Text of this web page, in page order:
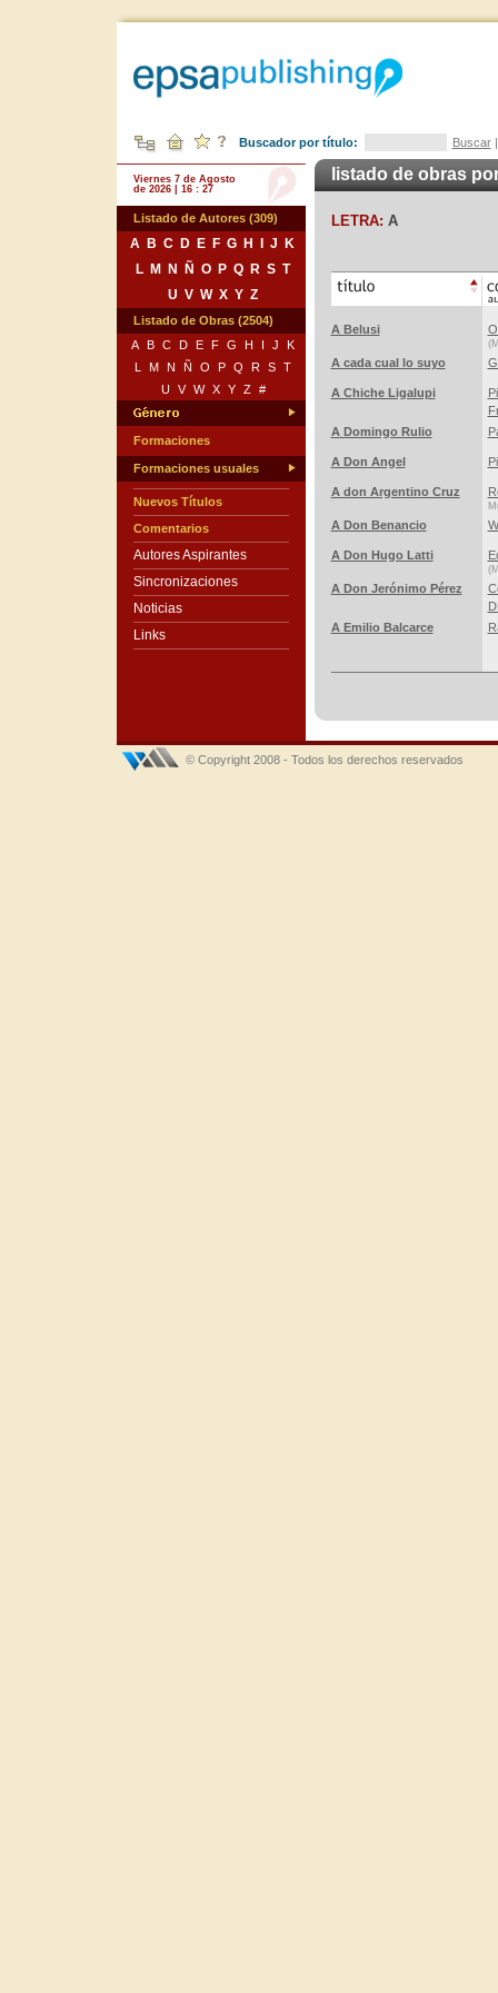
Buscador por título: Buscar
Viernes 7 de Agosto
de 2026 | 16 : 27
Listado de Autores (309)
A B C D E F G H J
K
L
M N Ñ O P Q R S T
U V W X Y Z
Listado de Obras (2504)
A
B C D E F G H I J
K
L
M N Ñ O P Q R S T
U
V W X Y Z #
Formaciones
Formaciones usuales
Nuevos Títulos
Comentarios
Autores Aspirantes
Sincronizaciones
Noticias
Links
listado de obras
LETRA: A
A Belusi
A cada cual lo suyo
A Chiche Ligalupi
A Domingo Rulio
A Don Angel
A don Argentino Cruz
A Don Benancio
A Don Hugo Latti
A Don Jerónimo Pérez
A Emilio Balcarce
© Copyright 2008 - Todos los derechos reservados